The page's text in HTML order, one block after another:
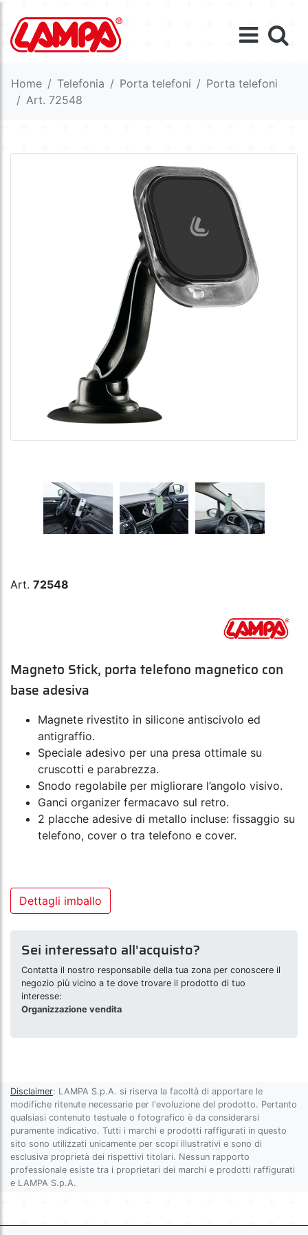
Home Telefonia Porta telefoni
Porta telefoni
Art. 72548
Art. 72548
Magneto Stick, porta telefono magnetico con
base adesiva
Magnete rivestito in silicone antiscivolo ed
antigraffio.
Speciale adesivo per una presa ottimale su
cruscotti e parabrezza.
Snodo regolabile per migliorare l’angolo visivo.
Ganci organizer fermacavo sul retro.
2 placche adesive di metallo incluse: fissaggio su
telefono, cover o tra telefono e cover.
Dettagli imballo
Sei interessato all'acquisto?
Contatta il nostro responsabile della tua zona per conoscere il
negozio più vicino a te dove trovare il prodotto di tuo
interesse:
Organizzazione vendita
Disclaimer: LAMPA S.p.A. si riserva la facoltà di apportare le
modifiche ritenute necessarie per l'evoluzione del prodotto. Pertanto
qualsiasi contenuto testuale o fotografico è da considerarsi
puramente indicativo. Tutti i marchi e prodotti raffigurati in questo
sito sono utilizzati unicamente per scopi illustrativi e sono di
esclusiva proprietà dei rispettivi titolari. Nessun rapporto
professionale esiste tra i proprietari dei marchi e prodotti raffigurati
e LAMPA S.p.A.